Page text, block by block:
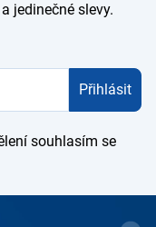
jedinečné slevy.
Přihlásit
souhlasím se